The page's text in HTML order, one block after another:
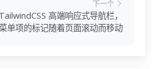
下一个
高端响应式导航栏，
单项的标记随着页面滚动而移动